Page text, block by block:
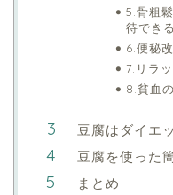
5.骨粗
待できる
6.便秘
7.リラ
8.貧血
豆腐はダイエ
豆腐を使った
まとめ